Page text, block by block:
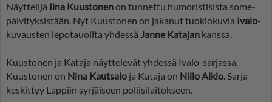
Näyttelijä Iina Kuustonenon tunnettu humoristisista some-
päivityksistään. Nyt Kuustonen on jakanut tuokiokuvia Ivalo-
kuvausten lepotauoilta yhdessä Janne Katajan kanssa.
Kuustonen ja Kataja näyttelevät yhdessä Ivalo-sarjassa.
Kuustonen on Nina Kautsalo ja Kataja on Niilo Aikio. Sarja
keskittyy Lappiin syrjäiseen poliisilaitokseen.